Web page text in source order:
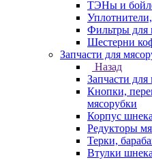
ТЭНы и
Фильтры для
Шестерни
Запчасти для
Назад
Запчасти для
Кнопки,
мясорубки
Корпус
Редукторы
Терки,
Втулки